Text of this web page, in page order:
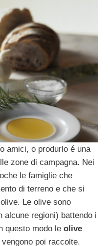
amici, o produrlo é una
zone di campagna. Nei
le famiglie che
di terreno e che si
Le olive sono
alcune regioni) battendo i
questo modo le olive
poi raccolte.